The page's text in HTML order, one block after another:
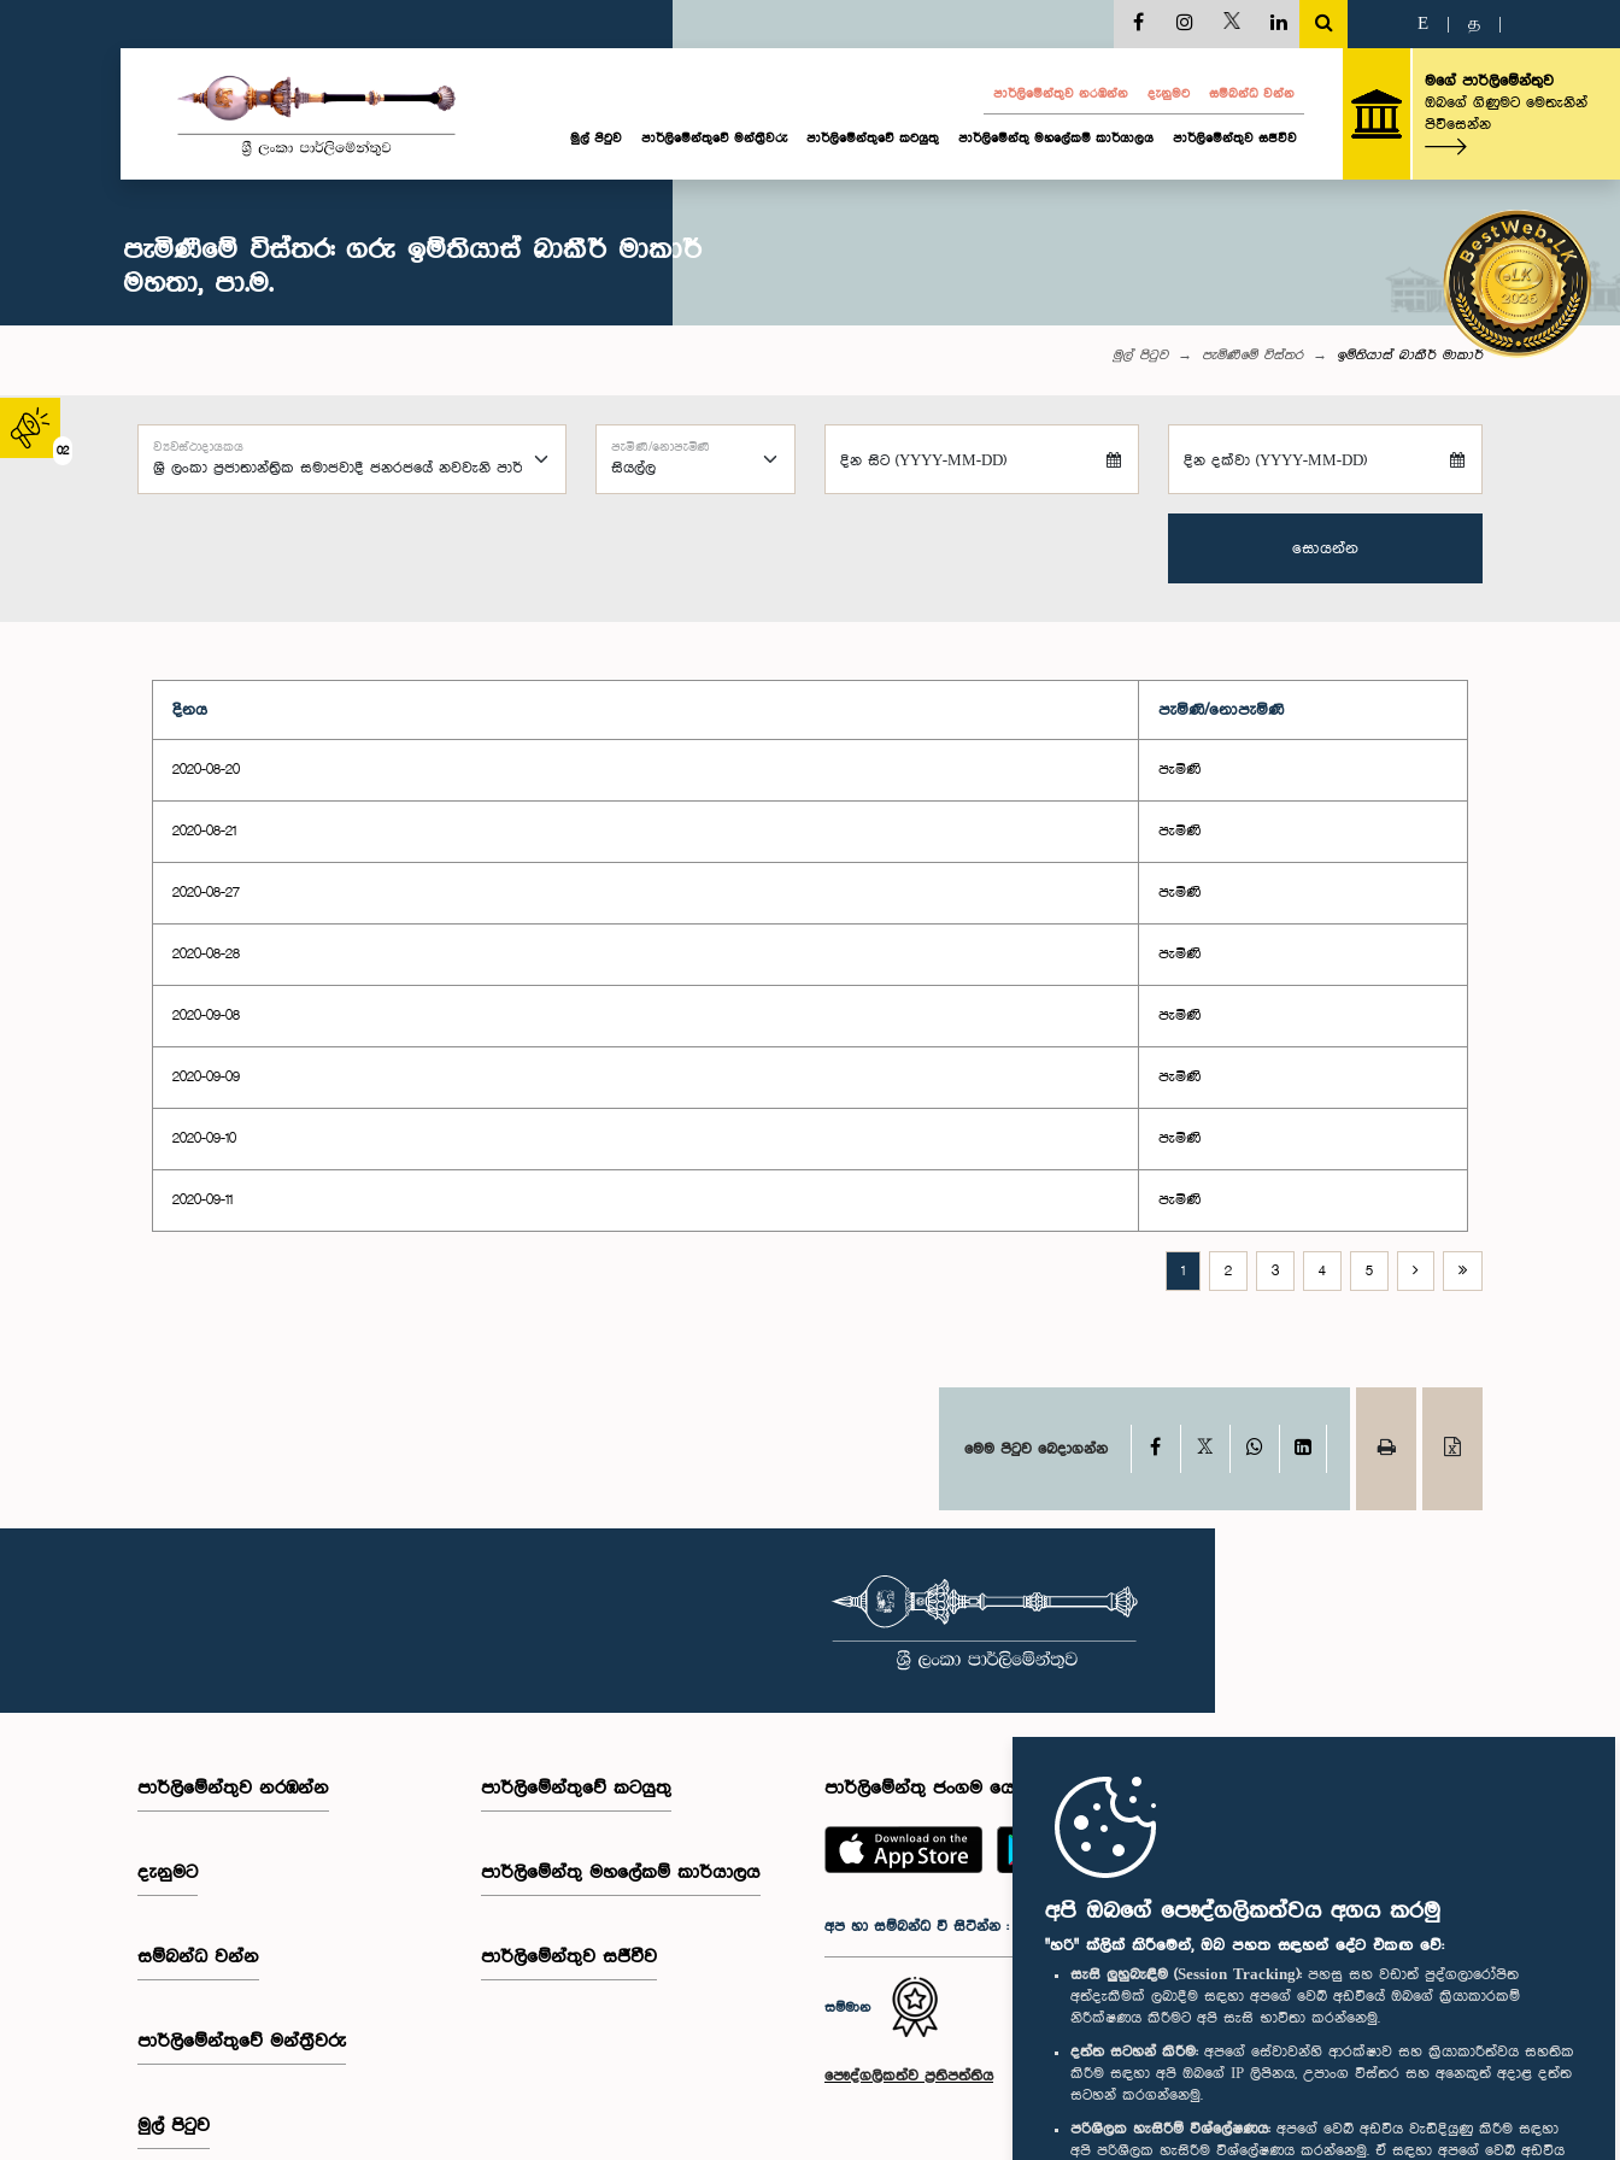
අපි ඔබගේ පෞද්ගලිකත්වය අගය කරමු
"හරි" ක්ලික් කිරීමෙන්, ඔබ පහත සඳහන් දේට එකඟ වේ:
සැසි ලුහුබැඳීම (Session Tracking): පහසු සහ වඩාත් පුද්ගලාරෝපිත
අත්දැකීමක් ලබාදීම සඳහා අපගේ වෙබ් අඩවියේ ඔබගේ ක්‍රියාකාරකම්
නිරීක්ෂණය කිරීමට අපි සැසි භාවිතා කරන්නෙමු.
දත්ත සටහන් කිරීම: අපගේ සේවාවන්හි ආරක්ෂාව සහ ක්‍රියාකාරීත්වය සහතික
කිරීම සඳහා අපි ඔබගේ IP ලිපිනය, උපාංග විස්තර සහ අනෙකුත් අදාළ දත්ත
සටහන් කරගන්නෙමු.
පරිශීලක හැසිරීම් විශ්ලේෂණය: අපගේ වෙබ් අඩවිය වැඩිදියුණු කිරීම සඳහා
අපි පරිශීලක හැසිරීම විශ්ලේෂණය කරන්නෙමු. ඒ සඳහා අපගේ වෙබ් අඩවිය
02
E த
පාර්ලි‌මේන්තුව නරඹන්න දැනුමට සම්බන්ධ වන්න
මුල් පිටුව පාර්ලි‌මේන්තුවේ මන්ත්‍රීවරු පාර්ලිමේන්තුවේ කටයුතු පාර්ලිමේන්තු මහලේකම් කාර්යාලය පාර්ලිමේන්තුව සජීවීව
මගේ පාර්ලිමේන්තුව
ඔබගේ ගිණුමට මෙතැනින්
පිවිසෙන්න
පැමිණීමේ විස්තර: ගරු ඉම්තියාස් බාකීර් මාකාර්
මහතා, පා.ම.
මුල් පිටුව පැමිණීමේ විස්තර ඉම්තියාස් බාකීර් මාකාර්
ව්‍යවස්ථාදායකය පැමිණි/නොපැමිණි
දින සිට (YYYY-MM-DD) දින දක්වා (YYYY-MM-DD)
සොයන්න
දිනය පැමිණි/නොපැමිණි
2020-08-20 පැමිණි
2020-08-21 පැමිණි
2020-08-27 පැමිණි
2020-08-28 පැමිණි
2020-09-08 පැමිණි
2020-09-09 පැමිණි
2020-09-10 පැමිණි
2020-09-11 පැමිණි
1 2 3 4 5
මෙම පිටුව බෙදාගන්න Facebook WhatsAppLinkedIn
පාර්ලි‌මේන්තුව නරඹන්න
දැනුමට
සම්බන්ධ වන්න
පාර්ලි‌මේන්තුවේ මන්ත්‍රීවරු
මුල් පිටුව
පාර්ලිමේන්තුවේ කටයුතු
පාර්ලිමේන්තු මහලේකම් කාර්යාලය
පාර්ලිමේන්තුව සජීවීව
පාර්ලිමේන්තු ජංගම යෙදුම
අප හා සම්බන්ධ වී සිටින්න :
සම්මාන
පෞද්ගලිකත්ව ප්‍රතිපත්තිය